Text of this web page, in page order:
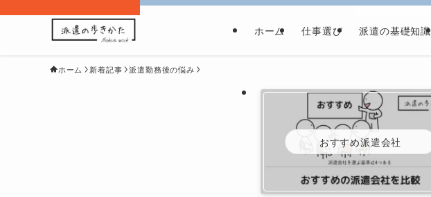
ホーム 仕事選び 派遣の基礎知識
ホーム 新着記事 派遣勤務後の悩み
おすすめ派遣会社